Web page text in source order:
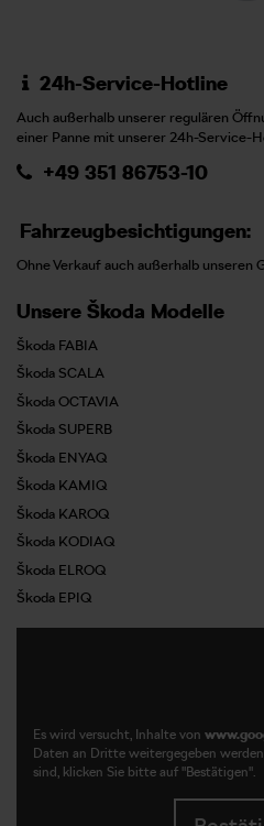
24h-Service-Hotline
Auch außerhalb unserer regulären
einer Panne mit unserer 24h-Service-
+49 351 86753-10
Fahrzeugbesichtigungen:
Ohne Verkauf auch außerhalb unseren
Unsere Škoda Modelle
Škoda FABIA
Škoda SCALA
Škoda OCTAVIA
Škoda SUPERB
Škoda ENYAQ
Škoda KAMIQ
Škoda KAROQ
Škoda KODIAQ
Škoda ELROQ
Škoda EPIQ
Es wird versucht, Inhalte von
Daten an Dritte weitergegeben
sind, klicken Sie bitte auf "Bestätigen".